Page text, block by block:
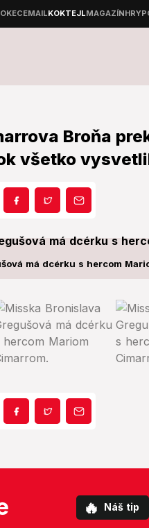
Broňa
všetko
má dcérku s hercom
🔥 Náš tip